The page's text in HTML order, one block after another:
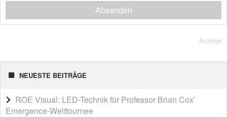
Absenden
Anzeige
NEUESTE BEITRÄGE
ROE Visual: LED-Technik für Professor Brian Cox’
Emergence-Welttournee